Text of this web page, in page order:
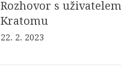
Rozhovor s uživatelem
Kratomu
22. 2. 2023